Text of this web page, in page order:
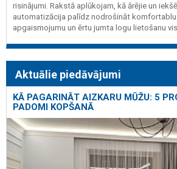
risinājumi. Rakstā aplūkojam, kā ārējie un
automatizācija palīdz nodrošināt
apgaismojumu un ērtu jumta logu lietošanu
Aktuālie piedāvājumi
KĀ PAGARINĀT AIZKARU MŪŽU: 5
PADOMI KOPŠANĀ